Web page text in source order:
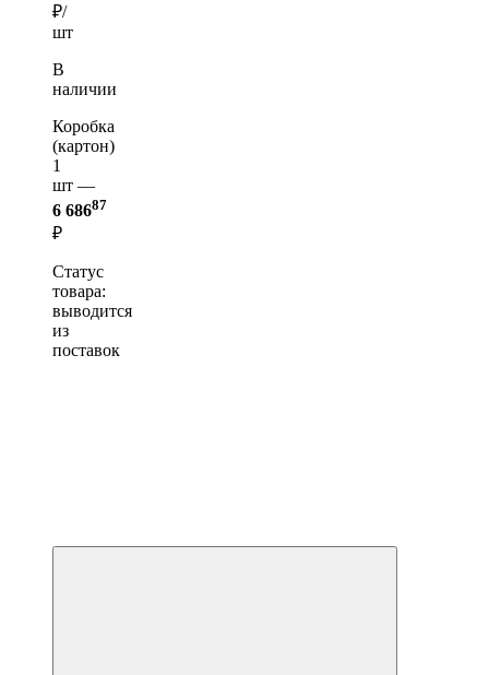
₽/
шт
В
наличии
Коробка
(картон)
1
шт —
6 68687
₽
Статус
товара:
выводится
из
поставок